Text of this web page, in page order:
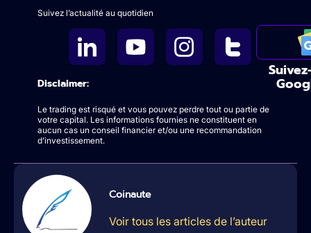
Suivez l’actualité au quotidien
Disclaimer:
Le trading est risqué et vous pouvez perdre tout ou partie de
votre capital. Les informations fournies ne constituent en
aucun cas un conseil financier et/ou une recommandation
d’investissement.
Coinaute
Voir tous les articles de l’auteur